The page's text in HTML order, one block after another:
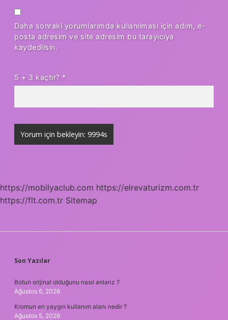
Daha sonraki yorumlarımda kullanılması için adım, e-
posta adresim ve site adresim bu tarayıcıya
kaydedilsin.
5 + 3 kaçtır? *
https://mobilyaclub.com https://elrevaturizm.com.tr
https://flt.com.tr Sitemap
SIDEBAR
Son Yazılar
Botun orijinal olduğunu nasıl anlarız ?
Ağustos 6, 2026
Kromun en yaygın kullanım alanı nedir ?
Ağustos 5, 2026